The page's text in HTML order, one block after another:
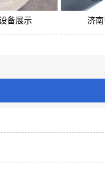
备展示 济